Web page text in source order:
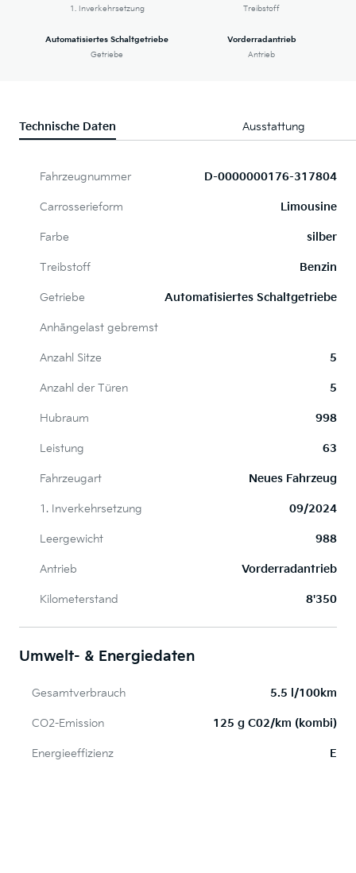
1. Inverkehrsetzung
Treibstoff
Automatisiertes Schaltgetriebe
Getriebe
Vorderradantrieb
Antrieb
Technische Daten Ausstattung
Fahrzeugnummer D-0000000176-317804
Carrosserieform Limousine
Farbe silber
Treibstoff Benzin
Getriebe Automatisiertes Schaltgetriebe
Anhängelast gebremst
Anzahl Sitze 5
Anzahl der Türen 5
Hubraum 998
Leistung 63
Fahrzeugart Neues Fahrzeug
1. Inverkehrsetzung 09/2024
Leergewicht 988
Antrieb Vorderradantrieb
Kilometerstand 8'350
Umwelt- & Energiedaten
Gesamtverbrauch 5.5 l/100km
CO2-Emission 125 g C02/km (kombi)
Energieeffizienz E